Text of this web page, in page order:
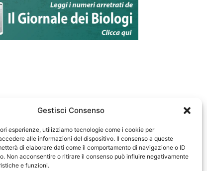
Gestisci Consenso
esperienze, utilizziamo tecnologie come i cookie per
alle informazioni del dispositivo. Il consenso a queste
di elaborare dati come il comportamento di navigazione o ID
Non acconsentire o ritirare il consenso può influire negativamente
e funzioni.